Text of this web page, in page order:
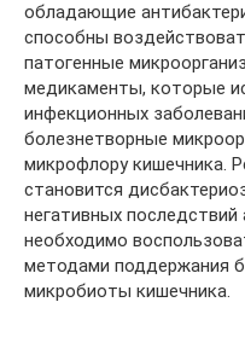
обладающие
способны
патогенные
медикаменты, которые
инфекционных
болезнетворные
микрофлору кишечника.
становится
негативных последствий
необходимо
методами поддержания
микробиоты кишечника.